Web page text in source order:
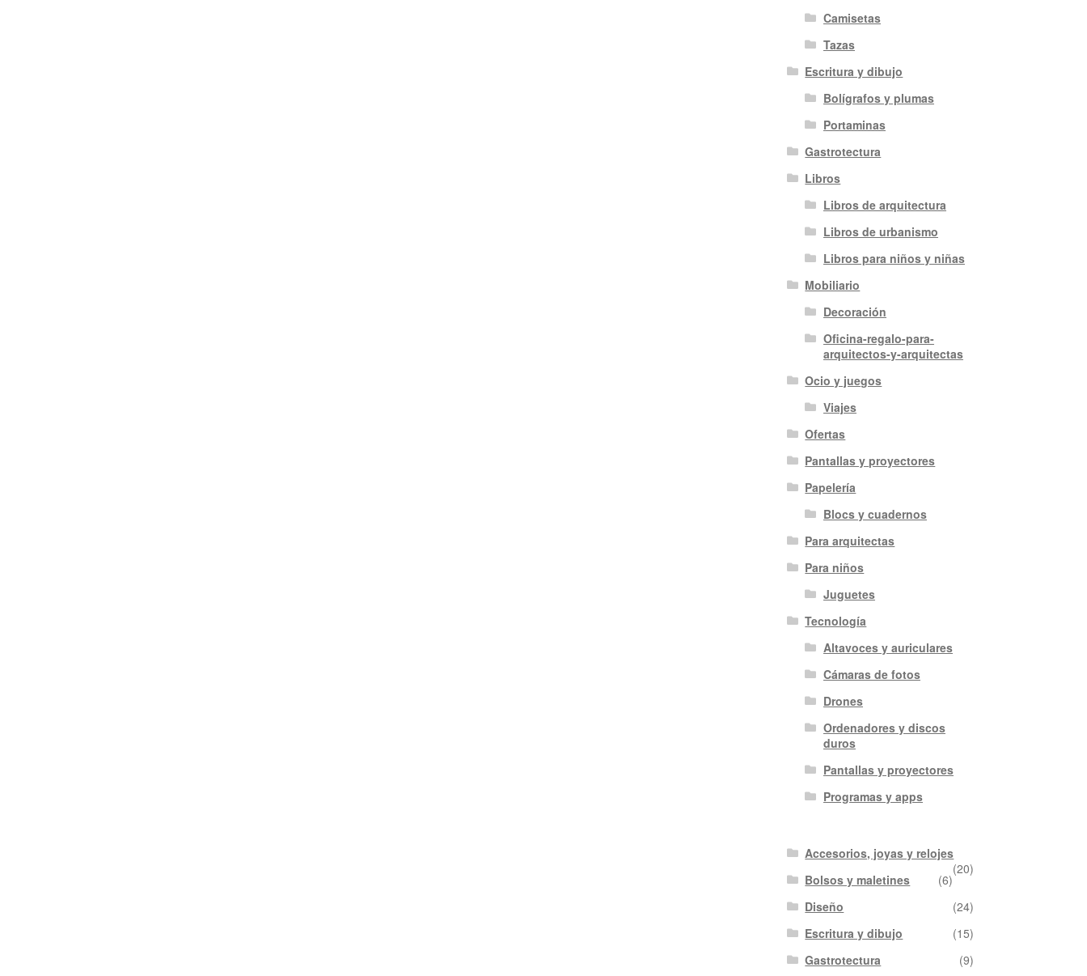
Camisetas
Tazas
Escritura y dibujo
Bolígrafos y plumas
Portaminas
Gastrotectura
Libros
Libros de arquitectura
Libros de urbanismo
Libros para niños y niñas
Mobiliario
Decoración
Oficina-regalo-para-
arquitectos-y-arquitectas
Ocio y juegos
Viajes
Ofertas
Pantallas y proyectores
Papelería
Blocs y cuadernos
Para arquitectas
Para niños
Juguetes
Tecnología
Altavoces y auriculares
Cámaras de fotos
Drones
Ordenadores y discos
duros
Pantallas y proyectores
Programas y apps
Accesorios, joyas y relojes
(20)
Bolsos y maletines
(6)
Diseño
(24)
Escritura y dibujo
(15)
Gastrotectura
(9)